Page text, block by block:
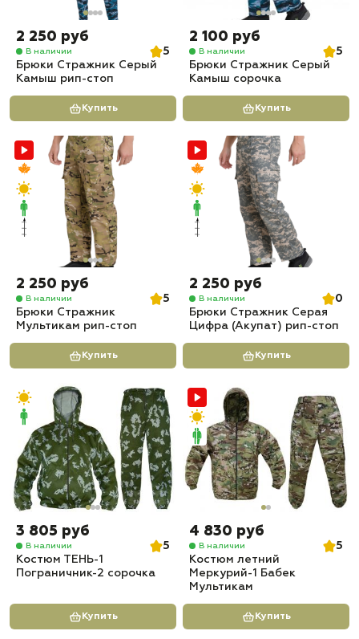
2 250 руб
В наличии
5
Брюки Стражник Серый
Камыш рип-стоп
Купить
2 100 руб
В наличии
5
Брюки Стражник Серый
Камыш сорочка
Купить
2 250 руб
В наличии
5
Брюки Стражник
Мультикам рип-стоп
Купить
2 250 руб
В наличии
0
Брюки Стражник Серая
Цифра (Акупат) рип-стоп
Купить
3 805 руб
В наличии
5
Костюм ТЕНЬ-1
Пограничник-2 сорочка
Купить
4 830 руб
В наличии
5
Костюм летний
Меркурий-1 Бабек
Мультикам
Купить